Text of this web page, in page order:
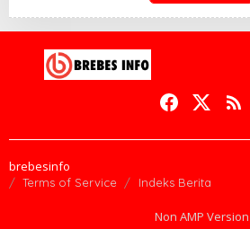
brebesinfo
Terms of Service Indeks Berita
Non AMP Version